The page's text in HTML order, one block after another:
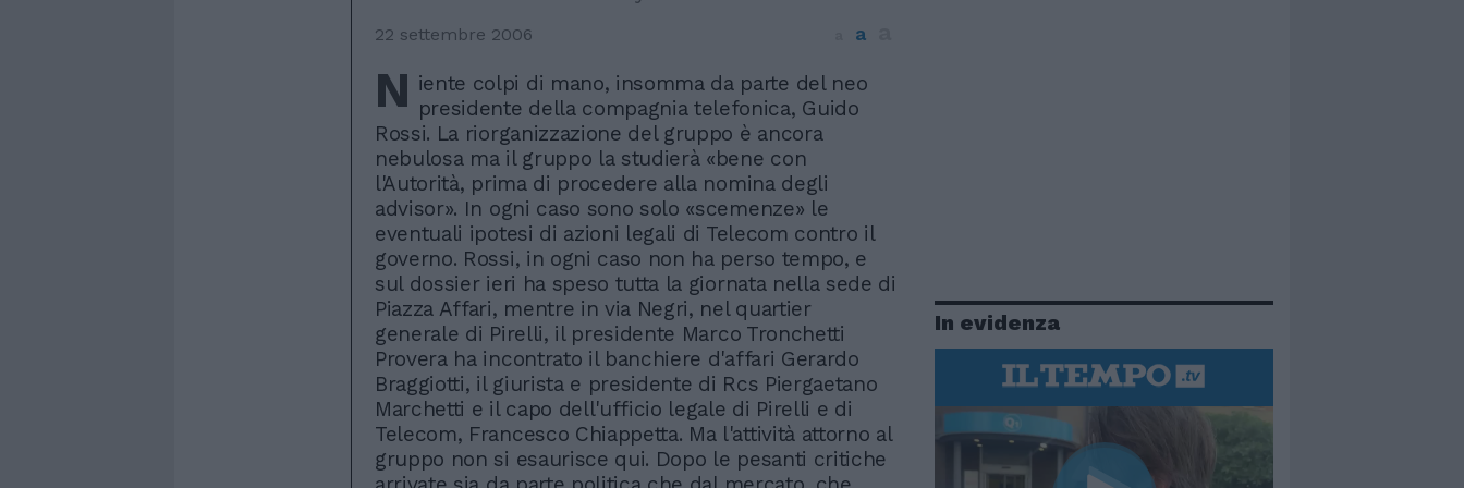
22 settembre 2006 a
N iente colpi di mano, insomma da parte del neo
presidente della compagnia telefonica, Guido
Rossi. La riorganizzazione del gruppo è ancora
nebulosa ma il gruppo la studierà «bene con
l'Autorità, prima di procedere alla nomina degli
advisor». In ogni caso sono solo «scemenze» le
eventuali ipotesi di azioni legali di Telecom contro il
governo. Rossi, in ogni caso non ha perso tempo, e
sul dossier ieri ha speso tutta la giornata nella sede di
Piazza Affari, mentre in via Negri, nel quartier
generale di Pirelli, il presidente Marco Tronchetti
Provera ha incontrato il banchiere d'affari Gerardo
Braggiotti, il giurista e presidente di Rcs Piergaetano
Marchetti e il capo dell'ufficio legale di Pirelli e di
Telecom, Francesco Chiappetta. Ma l'attività attorno al
gruppo non si esaurisce qui. Dopo le pesanti critiche
In evidenza